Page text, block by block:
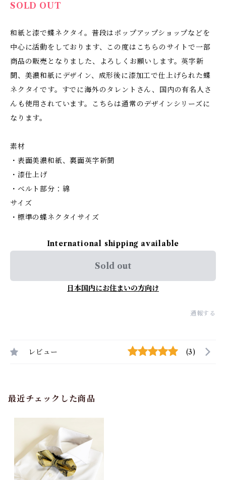
SOLD OUT
和紙と漆で蝶ネクタイ。普段はポップアップショップなどを
中心に活動をしております、この度はこちらのサイトで一部
商品の販売となりました、よろしくお願いします。英字新
聞、美濃和紙にデザイン、成形後に漆加工で仕上げられた蝶
ネクタイです。すでに海外のタレントさん、国内の有名人さ
んも使用されています。こちらは通常のデザインシリーズに
なります。
素材
・表面美濃和紙、裏面英字新聞
・漆仕上げ
・ベルト部分：綿
サイズ
・標準の蝶ネクタイサイズ
International shipping available
Sold out
日本国内にお住まいの方向け
通報する
レビュー (3)
最近チェックした商品